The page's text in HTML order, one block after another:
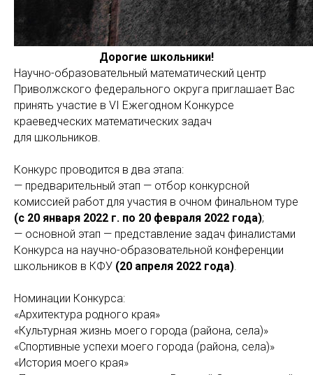
Дорогие школьники!
Научно-образовательный математический центр
Приволжского федерального округа приглашает Вас
принять участие в VI Ежегодном Конкурсе
краеведческих математических задач
для школьников.
Конкурс проводится в два этапа:
— предварительный этап — отбор конкурсной
комиссией работ для участия в очном финальном туре
(с 20 января 2022 г. по 20 февраля 2022 года);
— основной этап — представление задач финалистами
Конкурса на научно-образовательной конференции
школьников в КФУ (20 апреля 2022 года).
Номинации Конкурса:
«Архитектура родного края»
«Культурная жизнь моего города (района, села)»
«Спортивные успехи моего города (района, села)»
«История моего края»